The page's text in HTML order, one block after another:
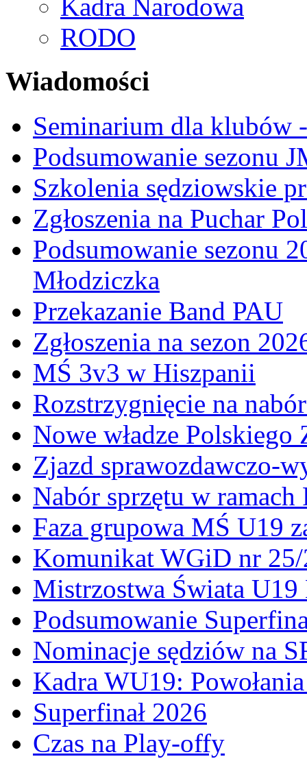
Kadra Narodowa
RODO
Wiadomości
Seminarium dla klubów
Podsumowanie sezonu
Szkolenia sędziowskie
Zgłoszenia na Puchar
Podsumowanie sezonu
Młodziczka
Przekazanie Band PAU
Zgłoszenia na sezon
MŚ 3v3 w Hiszpanii
Rozstrzygnięcie na
Nowe władze
Zjazd sprawozdawczo-
Nabór sprzętu w ramach
Faza grupowa MŚ U19
Komunikat WGiD nr
Mistrzostwa Świata
Podsumowanie
Nominacje sędziów na
Kadra WU19:
Superfinał 2026
Czas na Play-offy